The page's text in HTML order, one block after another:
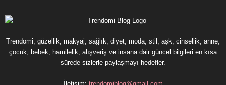
Trendomi; güzellik, makyaj, sağlık, diyet, moda, stil, aşk, cinsellik, anne,
çocuk, bebek, hamilelik, alışveriş ve insana dair güncel bilgileri en kısa
sürede sizlerle paylaşmayı hedefler.